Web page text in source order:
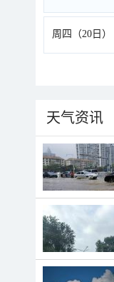
周四（20日）
天气资讯